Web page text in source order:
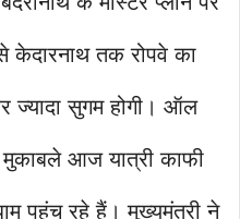
केदारनाथ तक रोपवे का
ज्यादा सुगम होगी। ऑल
आज यात्री काफी
पहुंच रहे हैं। मुख्यमंत्री ने